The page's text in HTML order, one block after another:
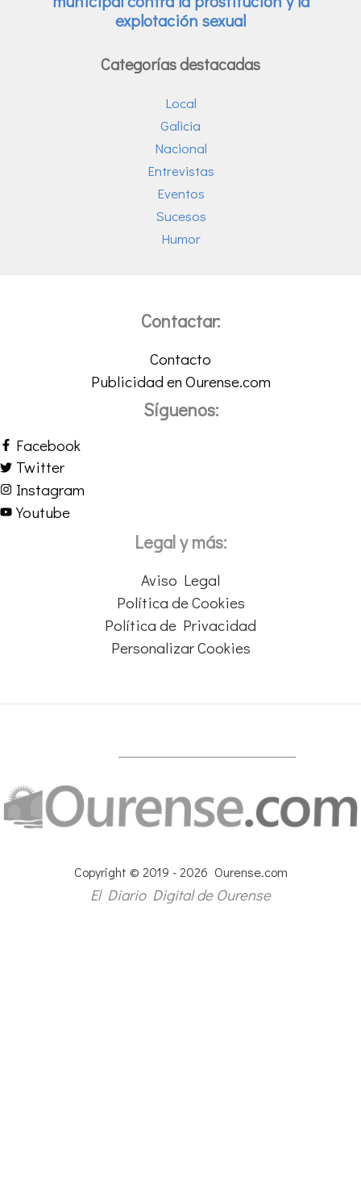
Categorías destacadas
Local
Galicia
Nacional
Entrevistas
Eventos
Sucesos
Humor
Contactar:
Contacto
Publicidad en Ourense.com
Síguenos:
Facebook
Twitter
Instagram
Youtube
Legal y más:
Aviso Legal
Política de Cookies
Política de Privacidad
Personalizar Cookies
Copyright © 2019 - 2026 Ourense.com
El Diario Digital de Ourense